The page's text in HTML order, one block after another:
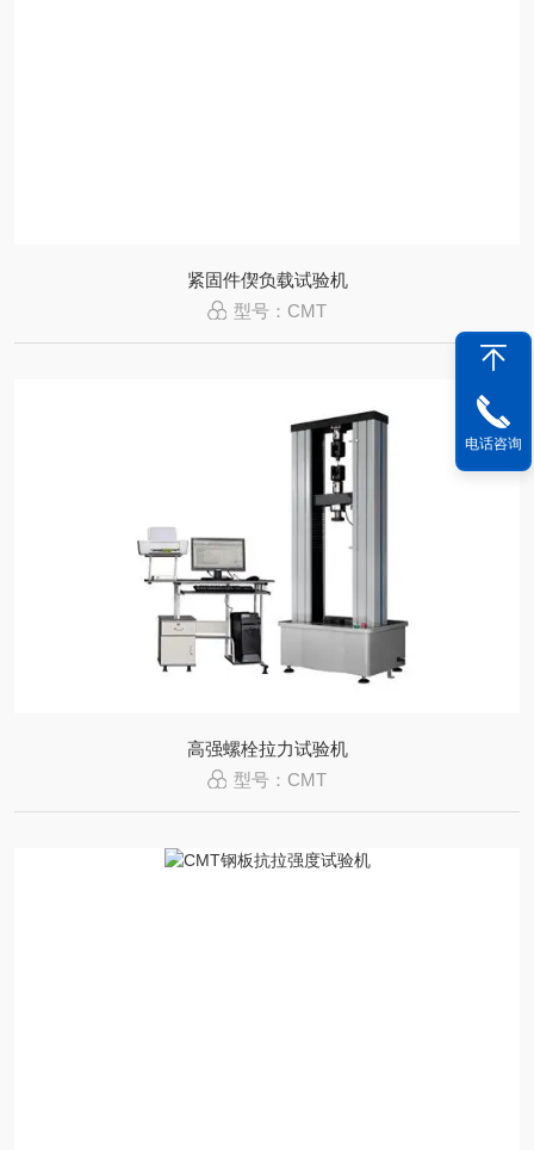
紧固件偰负载试验机
型号：CMT
高强螺栓拉力试验机
型号：CMT
电话咨询